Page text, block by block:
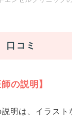
口コミ
師の説明】
説明は、イラス